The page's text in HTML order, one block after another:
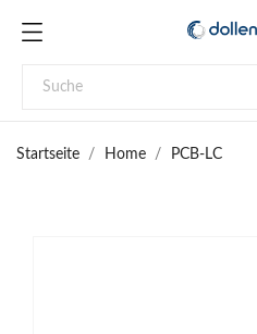
Startseite Home PCB-LC